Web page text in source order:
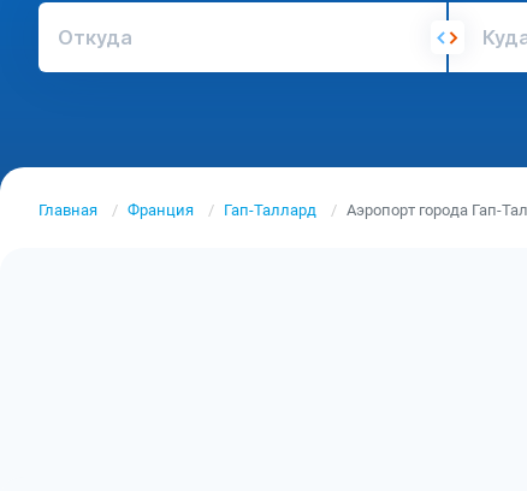
Откуда
Главная Франция Гап-Таллард Аэропорт города Гап-